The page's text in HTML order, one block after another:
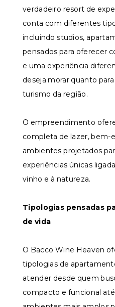
verdadeiro resort de
conta com diferentes
incluindo studios,
pensados para oferecer
e uma experiência
deseja morar quanto
turismo da região.
O empreendimento
completa de lazer, bem-
ambientes projetados
experiências únicas
vinho e à natureza.
Tipologias pensadas
de vida
O Bacco Wine Heaven
tipologias de
atender desde quem
compacto e funcional